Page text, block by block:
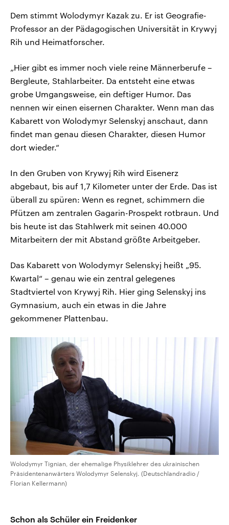
Dem stimmt Wolodymyr Kazak zu. Er ist Geografie-
Professor an der Pädagogischen Universität in Krywyj
Rih und Heimatforscher.
„Hier gibt es immer noch viele reine Männerberufe –
Bergleute, Stahlarbeiter. Da entsteht eine etwas
grobe Umgangsweise, ein deftiger Humor. Das
nennen wir einen eisernen Charakter. Wenn man das
Kabarett von Wolodymyr Selenskyj anschaut, dann
findet man genau diesen Charakter, diesen Humor
dort wieder.“
In den Gruben von Krywyj Rih wird Eisenerz
abgebaut, bis auf 1,7 Kilometer unter der Erde. Das ist
überall zu spüren: Wenn es regnet, schimmern die
Pfützen am zentralen Gagarin-Prospekt rotbraun. Und
bis heute ist das Stahlwerk mit seinen 40.000
Mitarbeitern der mit Abstand größte Arbeitgeber.
Das Kabarett von Wolodymyr Selenskyj heißt „95.
Kwartal“ – genau wie ein zentral gelegenes
Stadtviertel von Krywyj Rih. Hier ging Selenskyj ins
Gymnasium, auch ein etwas in die Jahre
gekommener Plattenbau.
Wolodymyr Tignian, der ehemalige Physiklehrer des ukrainischen
Präsidentenanwärters Wolodymyr Selenskyj. (Deutschlandradio /
Florian Kellermann)
Schon als Schüler ein Freidenker